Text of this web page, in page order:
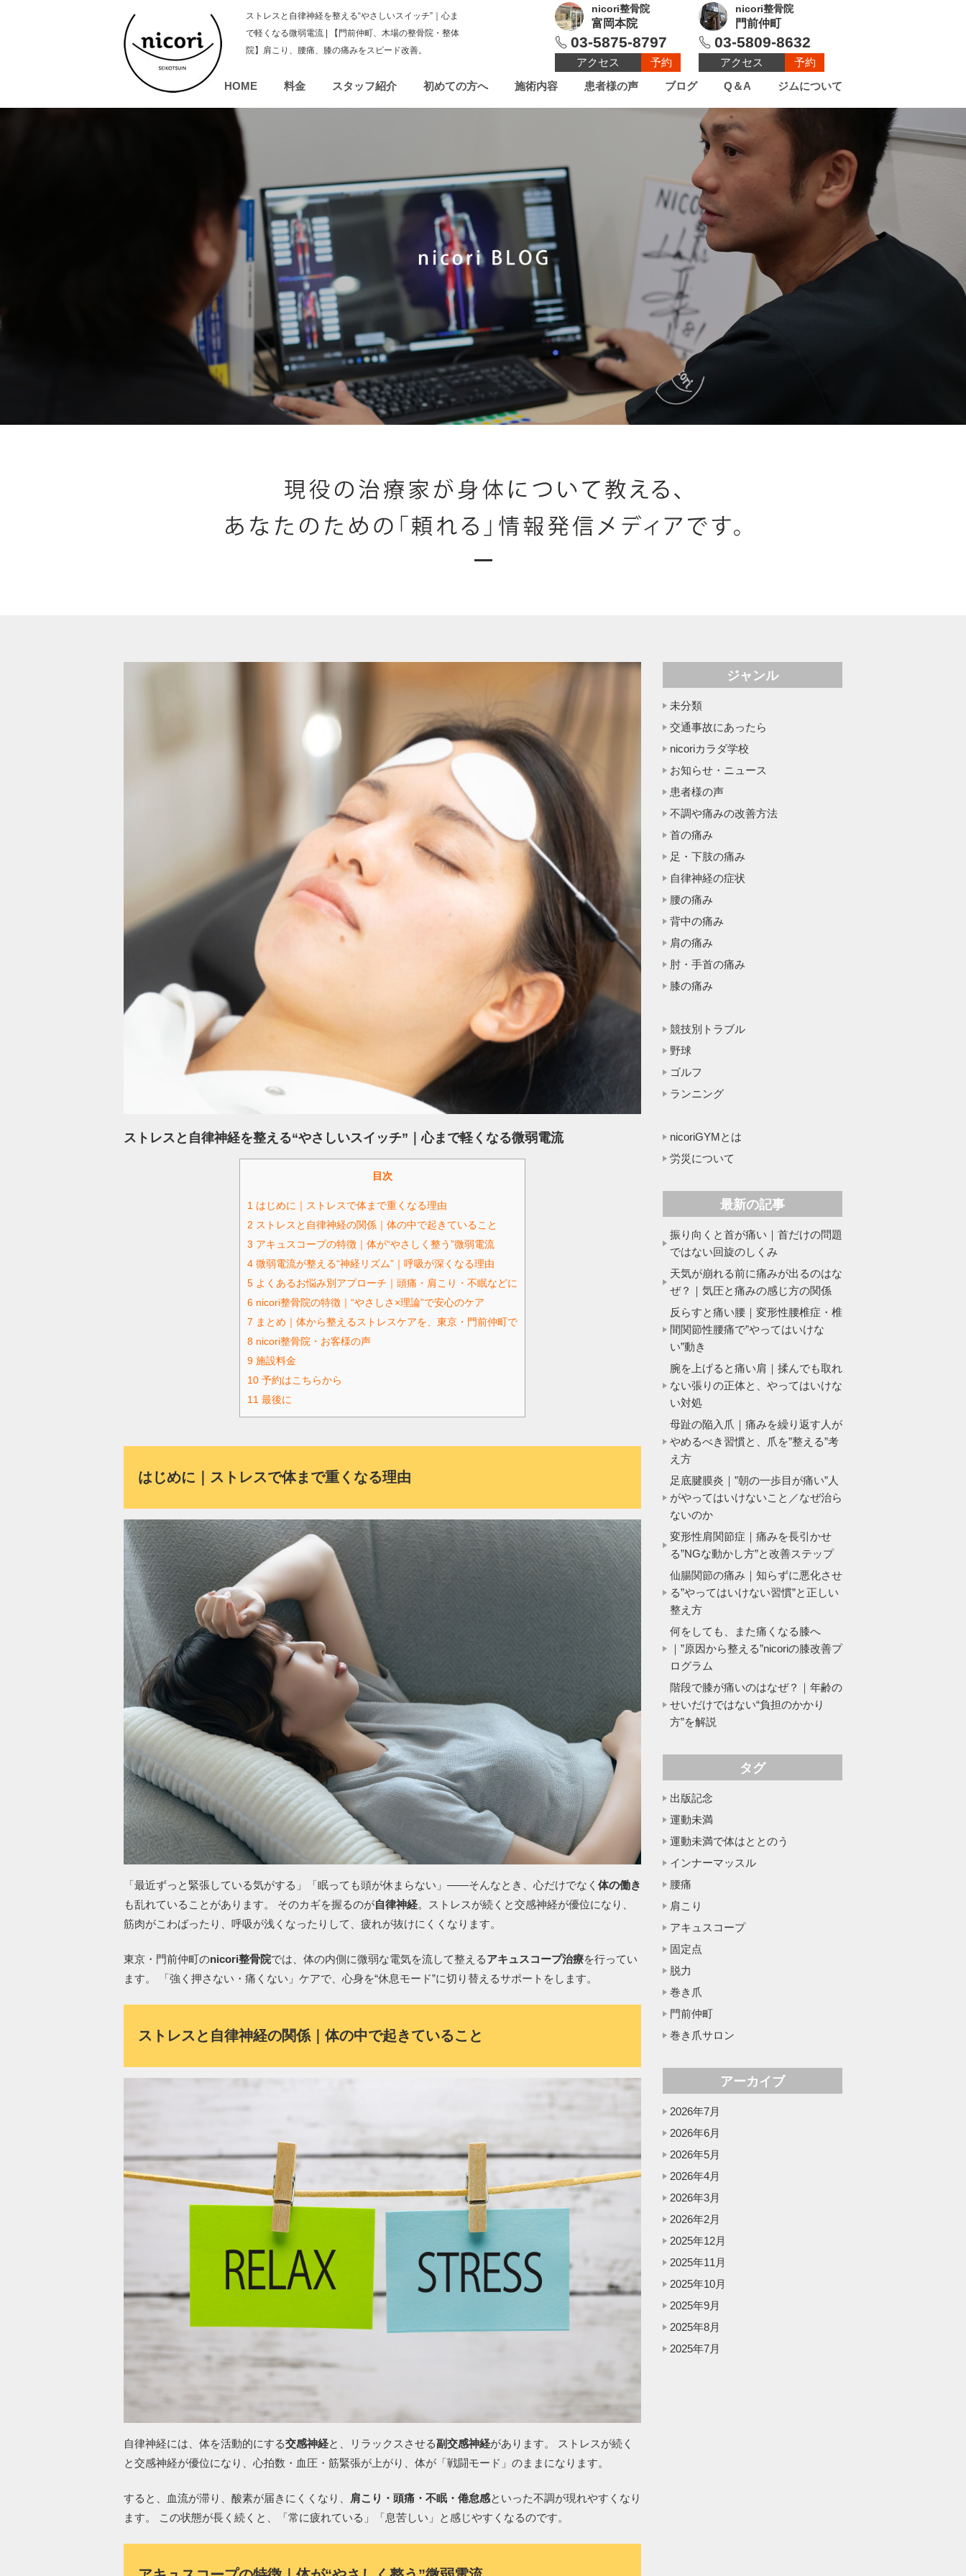
ストレスと自律神経を整える“やさしいスイッチ”｜心ま
で軽くなる微弱電流 | 【門前仲町、木場の整骨院・整体
院】肩こり、腰痛、膝の痛みをスピード改善。
nicori整骨院
富岡本院
03-5875-8797
アクセス 予約
nicori整骨院
門前仲町
03-5809-8632
アクセス
予約
HOME
料金 スタッフ紹介 初めての方へ 施術内容 患者様の声 ブログ Q＆A ジムについて
ストレスと自律神経を整える“やさしいスイッチ”｜心まで軽くなる微弱電流
目次
1 はじめに｜ストレスで体まで重くなる理由
2 ストレスと自律神経の関係｜体の中で起きていること
3 アキュスコープの特徴｜体が“やさしく整う”微弱電流
4 微弱電流が整える“神経リズム”｜呼吸が深くなる理由
5 よくあるお悩み別アプローチ｜頭痛・肩こり・不眠などに
6 nicori整骨院の特徴｜“やさしさ×理論”で安心のケア
7 まとめ｜体から整えるストレスケアを、東京・門前仲町で
8 nicori整骨院・お客様の声
9 施設料金
10 予約はこちらから
11 最後に
はじめに｜ストレスで体まで重くなる理由
「最近ずっと緊張している気がする」「眠っても頭が休まらない」——そんなとき、心だけでなく 体の働き
も乱れていることがあります。 そのカギを握るのが自律神経。ストレスが続くと交感神経が優位になり、
筋肉がこわばったり、呼吸が浅くなったりして、疲れが抜けにくくなります。
東京・門前仲町のnicori整骨院では、体の内側に微弱な電気を流して整えるアキュスコープ治療を行ってい
ます。 「強く押さない・痛くない」ケアで、心身を“休息モード”に切り替えるサポートをします。
ストレスと自律神経の関係｜体の中で起きていること
自律神経には、体を活動的にする交感神経と、リラックスさせる副交感神経があります。 ストレスが続く
と交感神経が優位になり、心拍数・血圧・筋緊張が上がり、体が「戦闘モード」のままになります。
すると、血流が滞り、酸素が届きにくくなり、 肩こり・頭痛・不眠・倦怠感といった不調が現れやすくなり
ます。 この状態が長く続くと、「常に疲れている」「息苦しい」と感じやすくなるのです。
ジャンル
未分類
交通事故にあったら
nicoriカラダ学校
お知らせ・ニュース
患者様の声
不調や痛みの改善方法
首の痛み
足・下肢の痛み
自律神経の症状
腰の痛み
背中の痛み
肩の痛み
肘・手首の痛み
膝の痛み
競技別トラブル
野球
ゴルフ
ランニング
nicoriGYMとは
労災について
最新の記事
振り向くと首が痛い｜首だけの問題
ではない回旋のしくみ
天気が崩れる前に痛みが出るのはな
ぜ？｜気圧と痛みの感じ方の関係
反らすと痛い腰｜変形性腰椎症・椎
間関節性腰痛で”やってはいけな
い”動き
腕を上げると痛い肩｜揉んでも取れ
ない張りの正体と、やってはいけな
い対処
母趾の陥入爪｜痛みを繰り返す人が
やめるべき習慣と、爪を”整える”考
え方
足底腱膜炎｜”朝の一歩目が痛い”人
がやってはいけないこと／なぜ治ら
ないのか
変形性肩関節症｜痛みを長引かせ
る”NGな動かし方”と改善ステップ
仙腸関節の痛み｜知らずに悪化させ
る”やってはいけない習慣”と正しい
整え方
何をしても、また痛くなる膝へ
｜”原因から整える”nicoriの膝改善プ
ログラム
階段で膝が痛いのはなぜ？｜年齢の
せいだけではない“負担のかかり
方”を解説
タグ
出版記念
運動未満
運動未満で体はととのう
インナーマッスル
腰痛
肩こり
アキュスコープ
固定点
脱力
巻き爪
門前仲町
巻き爪サロン
アーカイブ
2026年7月
2026年6月
2026年5月
2026年4月
2026年3月
2026年2月
2025年12月
2025年11月
2025年10月
2025年9月
2025年8月
2025年7月